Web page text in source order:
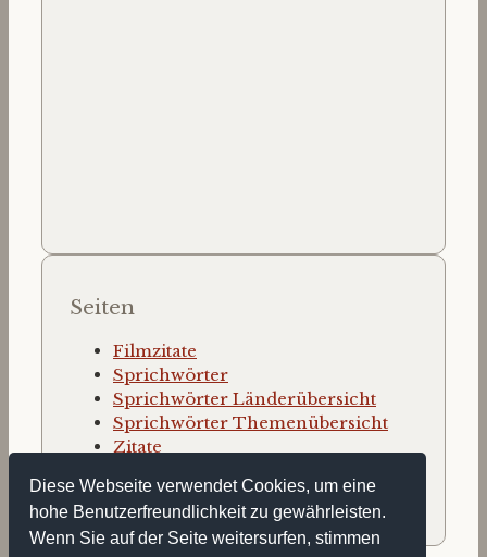
Diese Webseite verwendet Cookies, um eine
hohe Benutzerfreundlichkeit zu gewährleisten.
Wenn Sie auf der Seite weitersurfen, stimmen
Seiten
Filmzitate
Sprichwörter
Sprichwörter Länderübersicht
Sprichwörter Themenübersicht
Zitate
Zitate nach Thema